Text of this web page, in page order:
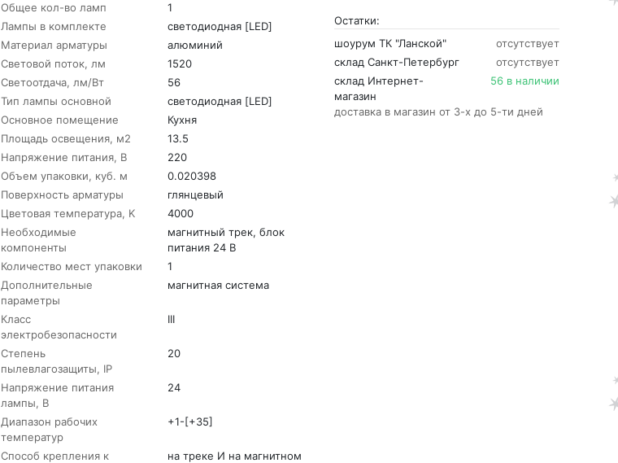
Общее кол-во ламп
1
Лампы в комплекте
светодиодная [LED]
Материал арматуры
алюминий
Световой поток, лм
1520
Светоотдача, лм/Вт
56
Тип лампы основной
светодиодная [LED]
Основное помещение
Кухня
Площадь освещения, м2
13.5
Напряжение питания, В
220
Объем упаковки, куб. м
0.020398
Поверхность арматуры
глянцевый
Цветовая температура, K
4000
Необходимые
компоненты
магнитный трек, блок
питания 24 В
Количество мест упаковки
1
Дополнительные
параметры
магнитная система
Класс
электробезопасности
III
Степень
пылевлагозащиты, IP
20
Напряжение питания
лампы, В
24
Диапазон рабочих
температур
+1-[+35]
Способ крепления к
на треке И на магнитном
Остатки:
шоурум ТК "Ланской"
отсутствует
склад Санкт-Петербург
отсутствует
склад Интернет-
магазин
56 в наличии
доставка в магазин от 3-х до 5-ти дней